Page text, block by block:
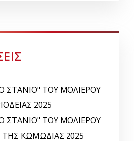
ΣΤΑΝΙΟ" ΤΟΥ ΜΟΛΙΕΡΟΥ
2025
ΣΤΑΝΙΟ" ΤΟΥ ΜΟΛΙΕΡΟΥ
ΤΗΣ ΚΩΜΩΔΙΑΣ 2025